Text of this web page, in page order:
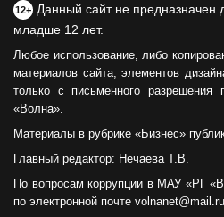
12+ Данный сайт не предназначен
младше 12 лет.
Любое использование, либо
материалов сайта, элементов
только с письменного
«Волна».
Материалы в рубрике «Бизнес»
Главный редактор: Нечаева Т.В.
По вопросам коррупции в МАУ «РГ
по электронной почте volnanet@mail.ru